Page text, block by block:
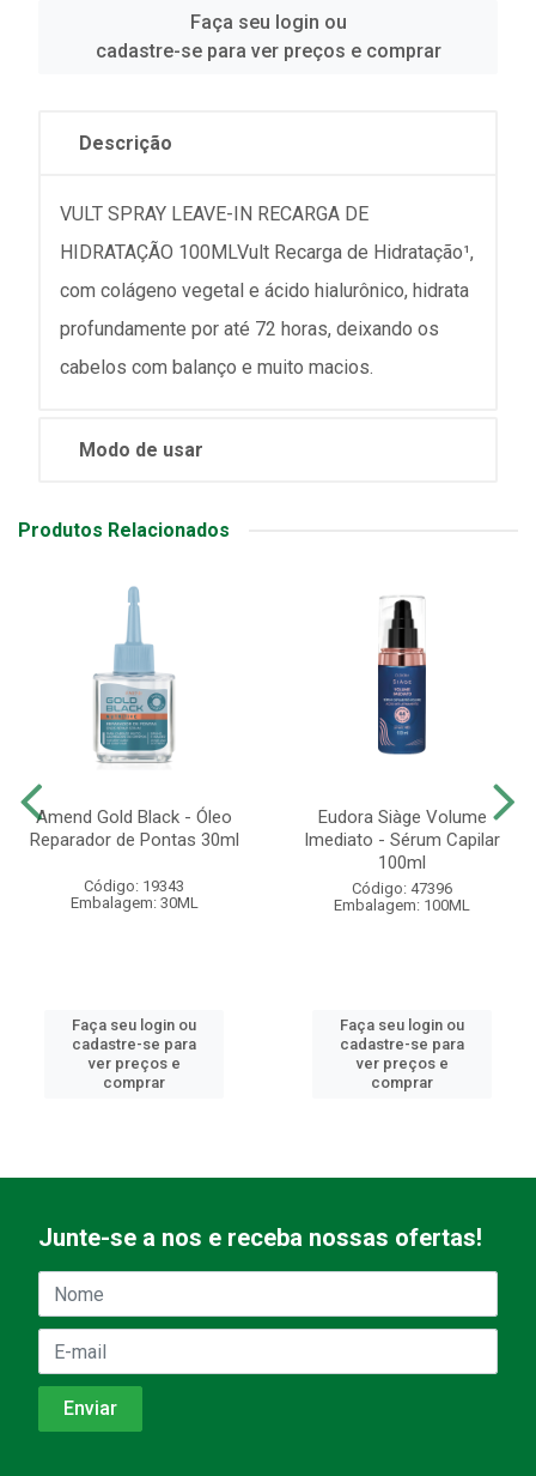
Faça seu login ou
cadastre-se para ver preços e comprar
Descrição
VULT SPRAY LEAVE-IN RECARGA DE
HIDRATAÇÃO 100MLVult Recarga de Hidratação¹,
com colágeno vegetal e ácido hialurônico, hidrata
profundamente por até 72 horas, deixando os
cabelos com balanço e muito macios.
Modo de usar
Produtos Relacionados
Amend Gold Black - Óleo
Reparador de Pontas 30ml
Código: 19343
Embalagem: 30ML
Faça seu login ou
cadastre-se para
ver preços e
comprar
Eudora Siàge Volume
Imediato - Sérum Capilar
100ml
Código: 47396
Embalagem: 100ML
Faça seu login ou
cadastre-se para
ver preços e
comprar
Junte-se a nos e receba nossas ofertas!